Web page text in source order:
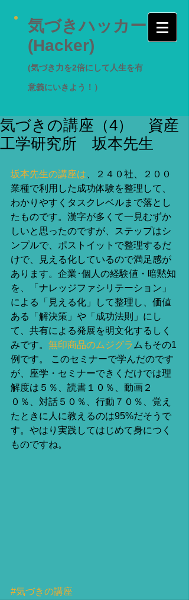
気づきハッカー
(Hacker)
(気づき力を2倍にして人生を有
意義にいきよう！）
気づきの講座（4） 資産
工学研究所 坂本先生
坂本先生の講座は 、２４０社、２００
業種で利用した成功体験を整理して、
わかりやすくタスクレベルまで落とし
たものです。漢字が多くて一見むずか
しいと思ったのですが、ステップはシ
ンプルで、ポストイットで整理するだ
けで、見える化しているので満足感が
あります。企業･個人の経験値・暗黙知
を、「ナレッジファシリテーション」
による「見える化」して整理し、価値
ある「解決策」や「成功法則」にし
て、共有による発展を明文化するしく
みです。 無印商品のムジグラ ムもその1
例です。 このセミナーで学んだのです
が、座学・セミナーできくだけでは理
解度は５％、読書１０％、動画２
０％、対話５０％、行動７０％、覚え
たときに人に教えるのは95%だそうで
す。やはり実践してはじめて身につく
ものですね。
#気づきの講座